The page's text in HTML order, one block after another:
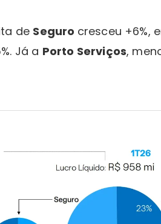
de Seguro cresceu +6%,
Já a Porto Serviços,